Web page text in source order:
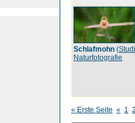
Schlafmohn (
Naturfotografie
« Erste Seite « 1 2